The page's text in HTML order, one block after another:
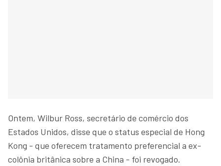
Ontem, Wilbur Ross, secretário de comércio dos
Estados Unidos, disse que o status especial de Hong
Kong - que oferecem tratamento preferencial a ex-
colônia britânica sobre a China - foi revogado.